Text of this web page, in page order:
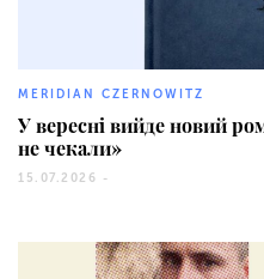
MERIDIAN CZERNOWITZ
У вересні вийде новий
не чекали»
15.07.2026 -